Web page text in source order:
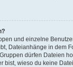
und einzelne
Dateianhänge in dem
dürfen Dateien
bist, wieso du keine